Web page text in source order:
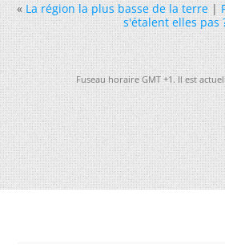
« La région la plus basse de la terre|
s'étalent elles pas
Fuseau horaire GMT +1. Il est